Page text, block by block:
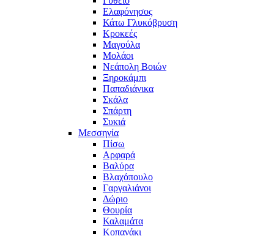
Ελαφόνησος
Κάτω Γλυκόβρυση
Κροκεές
Μαγούλα
Μολάοι
Νεάπολη Βοιών
Ξηροκάμπι
Παπαδιάνικα
Σκάλα
Σπάρτη
Συκιά
Μεσσηνία
Πίσω
Αρφαρά
Βαλύρα
Βλαχόπουλο
Γαργαλιάνοι
Δώριο
Θουρία
Καλαμάτα
Κοπανάκι